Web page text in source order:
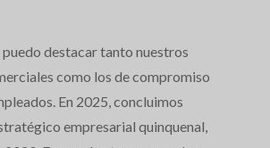
puedo destacar tanto nuestros
como los de compromiso
En 2025, concluimos
empresarial quinquenal,